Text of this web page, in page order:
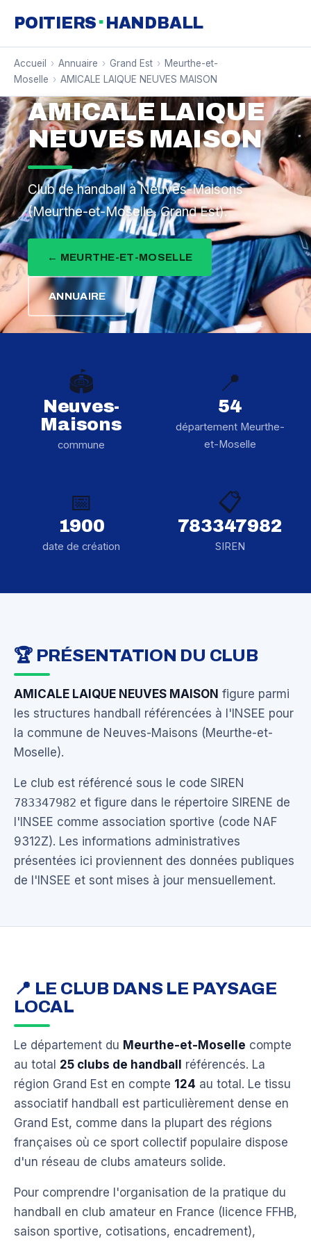
POITIERS · HANDBALL
Accueil › Annuaire › Grand Est › Meurthe-et-
Moselle › AMICALE LAIQUE NEUVES MAISON
AMICALE LAIQUE
NEUVES MAISON
Club de handball à Neuves-Maisons
(Meurthe-et-Moselle, Grand Est).
← MEURTHE-ET-MOSELLE
ANNUAIRE
🏟️
Neuves-
Maisons
commune
📍
54
département Meurthe-
et-Moselle
📅
1900
date de création
📋
783347982
SIREN
🏆 PRÉSENTATION DU CLUB
AMICALE LAIQUE NEUVES MAISON figure parmi
les structures handball référencées à l'INSEE pour
la commune de Neuves-Maisons (Meurthe-et-
Moselle).
Le club est référencé sous le code SIREN
783347982 et figure dans le répertoire SIRENE de
l'INSEE comme association sportive (code NAF
9312Z). Les informations administratives
présentées ici proviennent des données publiques
de l'INSEE et sont mises à jour mensuellement.
📍 LE CLUB DANS LE PAYSAGE
LOCAL
Le département du Meurthe-et-Moselle compte
au total 25 clubs de handball
référencés. La
région Grand Est en compte 124 au total. Le tissu
associatif handball est particulièrement dense en
Grand Est, comme dans la plupart des régions
françaises où ce sport collectif populaire dispose
d'un réseau de clubs amateurs solide.
Pour comprendre l'organisation de la pratique du
handball en club amateur en France (licence FFHB,
saison sportive, cotisations, encadrement),